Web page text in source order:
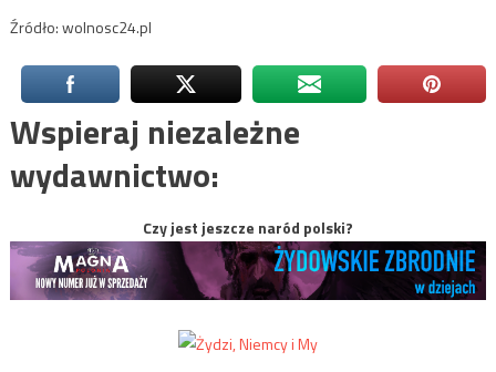
Źródło: wolnosc24.pl
Wspieraj niezależne
wydawnictwo:
Czy jest jeszcze naród polski?